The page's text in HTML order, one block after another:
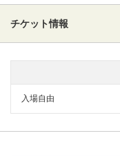
チケット情報
入場自由